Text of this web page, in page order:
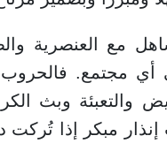
مع العنصرية
مجتمع. فالحروب
والتعبئة وبث
إنذار مبكر إذا